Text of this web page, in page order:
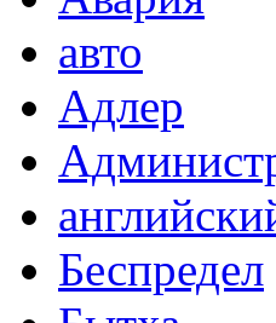
авто
Адлер
Беспредел